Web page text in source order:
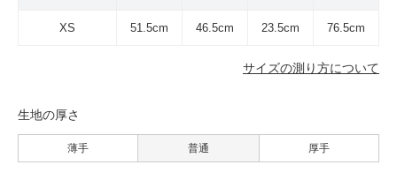
XS 51.5cm 46.5cm 23.5cm 76.5cm
サイズの測り方について
生地の厚さ
薄手 普通 厚手